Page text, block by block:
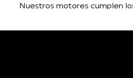
Nuestros motores cumplen